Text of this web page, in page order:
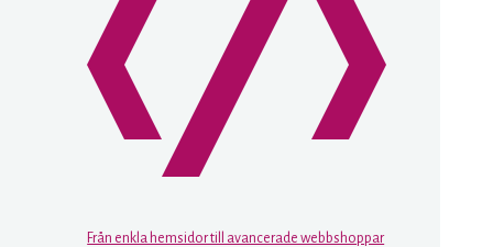
Från enkla hemsidor till avancerade webbshoppar